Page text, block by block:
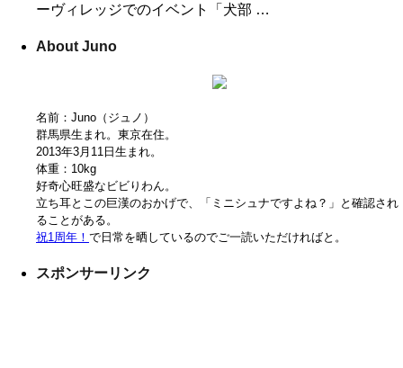
ーヴィレッジでのイベント「犬部 …
About Juno
名前：Juno（ジュノ）
群馬県生まれ。東京在住。
2013年3月11日生まれ。
体重：10kg
好奇心旺盛なビビりわん。
立ち耳とこの巨漢のおかげで、「ミニシュナですよね？」と確認され
ることがある。
祝1周年！ で日常を晒しているのでご一読いただければと。
スポンサーリンク